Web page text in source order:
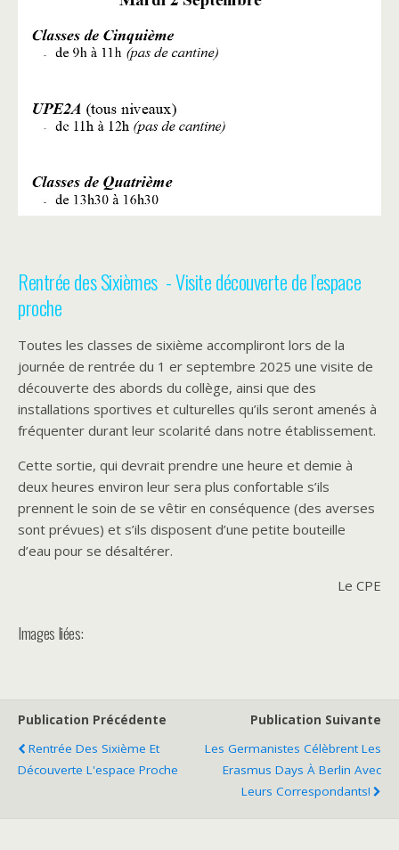
Rentrée des Sixièmes - Visite découverte de l’espace
proche
Toutes les classes de sixième accompliront lors de la
journée de rentrée du 1 er septembre 2025 une visite de
découverte des abords du collège, ainsi que des
installations sportives et culturelles qu’ils seront amenés à
fréquenter durant leur scolarité dans notre établissement.
Cette sortie, qui devrait prendre une heure et demie à
deux heures environ leur sera plus confortable s’ils
prennent le soin de se vêtir en conséquence (des averses
sont prévues) et s’ils disposent d’une petite bouteille
d’eau pour se désaltérer.
Le CPE
Images liées:
Publication Précédente
Rentrée Des Sixième Et
Découverte L'espace Proche
Publication Suivante
Les Germanistes Célèbrent Les
Erasmus Days À Berlin Avec
Leurs Correspondants!